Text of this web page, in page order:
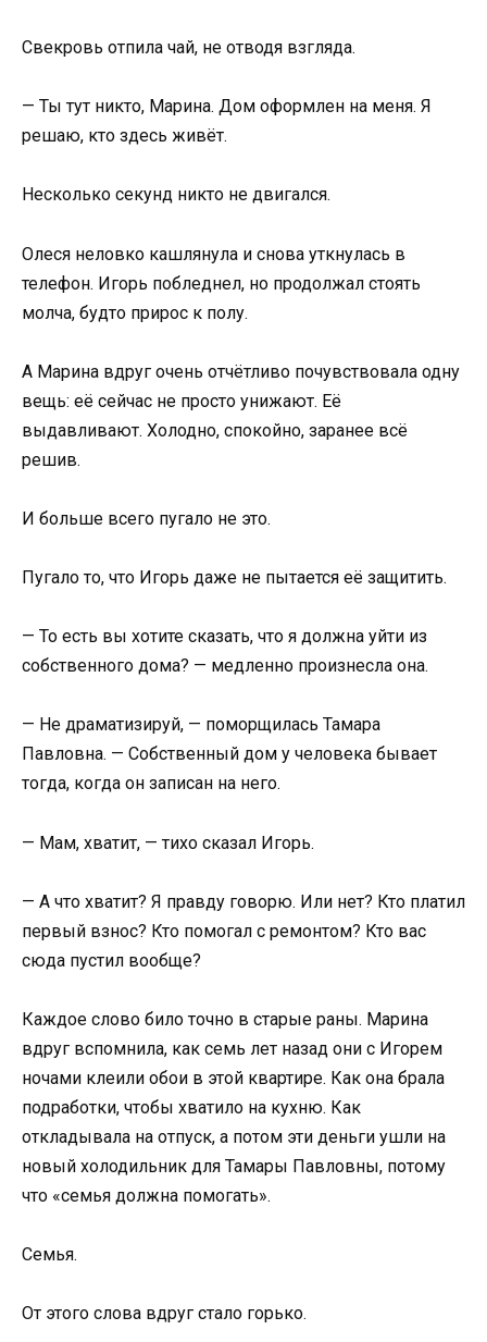
Свекровь отпила чай, не отводя взгляда.
— Ты тут никто, Марина. Дом оформлен на меня. Я
решаю, кто здесь живёт.
Несколько секунд никто не двигался.
Олеся неловко кашлянула и снова уткнулась в
телефон. Игорь побледнел, но продолжал стоять
молча, будто прирос к полу.
А Марина вдруг очень отчётливо почувствовала одну
вещь: её сейчас не просто унижают. Её
выдавливают. Холодно, спокойно, заранее всё
решив.
И больше всего пугало не это.
Пугало то, что Игорь даже не пытается её защитить.
— То есть вы хотите сказать, что я должна уйти из
собственного дома? — медленно произнесла она.
— Не драматизируй, — поморщилась Тамара
Павловна. — Собственный дом у человека бывает
тогда, когда он записан на него.
— Мам, хватит, — тихо сказал Игорь.
— А что хватит? Я правду говорю. Или нет? Кто платил
первый взнос? Кто помогал с ремонтом? Кто вас
сюда пустил вообще?
Каждое слово било точно в старые раны. Марина
вдруг вспомнила, как семь лет назад они с Игорем
ночами клеили обои в этой квартире. Как она брала
подработки, чтобы хватило на кухню. Как
откладывала на отпуск, а потом эти деньги ушли на
новый холодильник для Тамары Павловны, потому
что «семья должна помогать».
Семья.
От этого слова вдруг стало горько.